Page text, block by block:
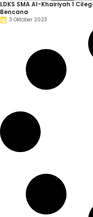
LDKS SMA Al-Khairiyah 1
Bencana
3 Oktober 2023